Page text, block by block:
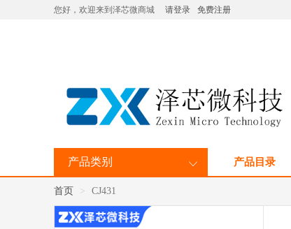
您好，欢迎来到泽芯微商城 请登录 免费注册
产品类别 产品目录
首页 CJ431